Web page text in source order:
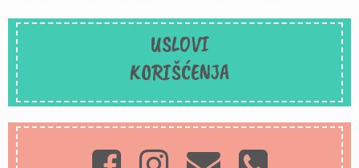
USLOVI
KORIŠĆENJA